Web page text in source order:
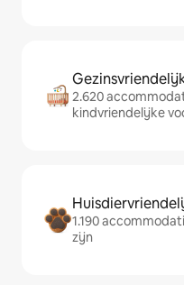
2.620
kindvriendelijke
1.190
zijn